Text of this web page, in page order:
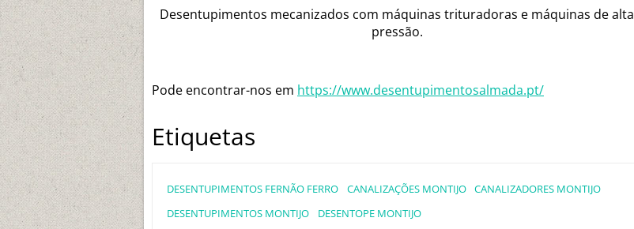
Desentupimentos mecanizados com máquinas trituradoras e máquinas de alta
pressão.
Pode encontrar-nos em https://www.desentupimentosalmada.pt/
Etiquetas
DESENTUPIMENTOS FERNÃO FERRO CANALIZAÇÕES MONTIJO CANALIZADORES MONTIJO
DESENTUPIMENTOS MONTIJO
DESENTOPE MONTIJO